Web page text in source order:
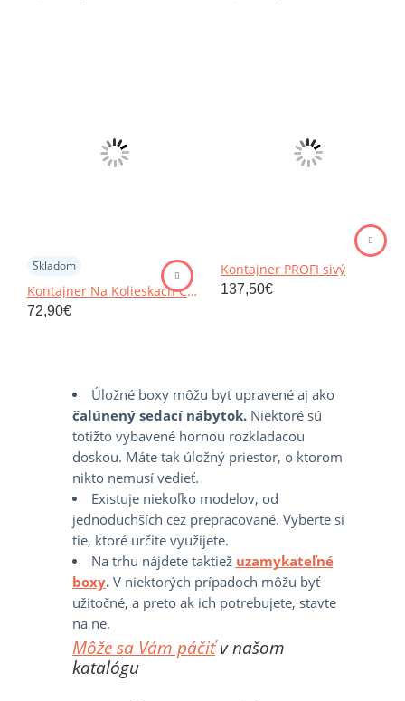
Skladom
Kontajner Na Kolieskach Cariba 4 Kolieska
72,90€
Kontajner PROFI sivý
137,50€
Úložné boxy môžu byť upravené aj ako
čalúnený sedací nábytok. Niektoré sú
totižto vybavené hornou rozkladacou
doskou. Máte tak úložný priestor, o ktorom
nikto nemusí vedieť.
Existuje niekoľko modelov, od
jednoduchších cez prepracované. Vyberte si
tie, ktoré určite využijete.
Na trhu nájdete taktiež uzamykateľné
boxy. V niektorých prípadoch môžu byť
užitočné, a preto ak ich potrebujete, stavte
na ne.
Môže sa Vám páčiťv našom
katalógu